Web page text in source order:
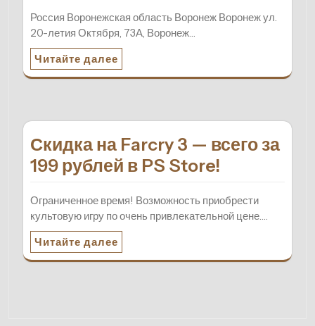
Россия Воронежская область Воронеж Воронеж ул.
20-летия Октября, 73А, Воронеж…
Читайте далее
Скидка на Farcry 3 — всего за
199 рублей в PS Store!
Ограниченное время! Возможность приобрести
культовую игру по очень привлекательной цене.…
Читайте далее